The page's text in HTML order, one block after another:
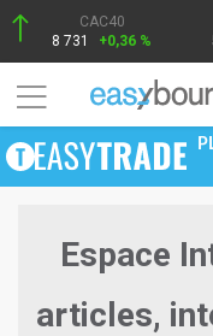
CAC40
8 731
+0,36 %
Espace
articles,